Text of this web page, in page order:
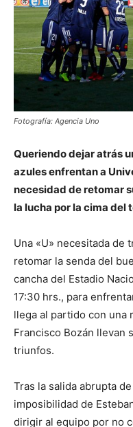
Fotografía: Agencia Uno
Queriendo dejar atrás
azules enfrentan a
necesidad de retomar
la lucha por la cima del
Una «U» necesitada de
retomar la senda del
cancha del Estadio
17:30 hrs., para
llega al partido con una
Francisco Bozán llevan
triunfos.
Tras la salida abrupta
imposibilidad de
dirigir al equipo por no